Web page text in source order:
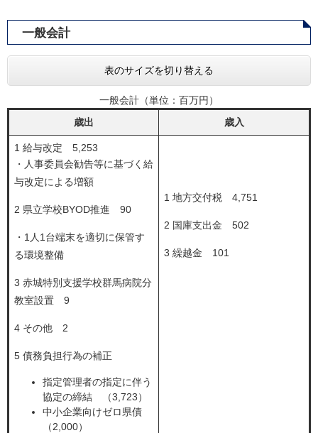
一般会計
表のサイズを切り替える
一般会計（単位：百万円）
歳出
歳入
1 給与改定 5,253
・人事委員会勧告等に基づく給
与改定による増額
2 県立学校BYOD推進 90
・1人1台端末を適切に保管す
る環境整備
3 赤城特別支援学校群馬病院分
教室設置 9
4 その他 2
5 債務負担行為の補正
指定管理者の指定に伴う
協定の締結 （3,723）
中小企業向けゼロ県債
（2,000）
1 地方交付税 4,751
2 国庫支出金 502​
3 繰越金 101